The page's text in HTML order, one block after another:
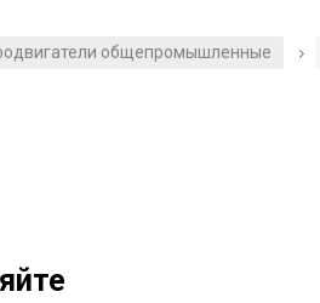
общепромышленные /